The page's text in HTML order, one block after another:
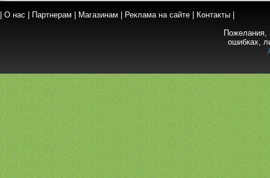
О нас Партнерам Магазинам Реклама на сайте Контакты
Пожелания,
ошибках,